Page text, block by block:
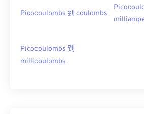
Picocoulombs 到 coulombs
Picocoulombs 到
millicoulombs